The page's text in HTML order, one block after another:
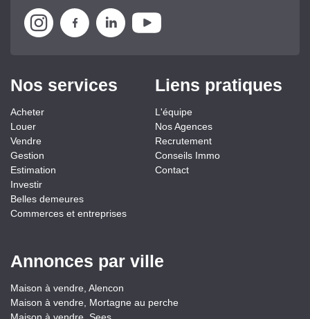
Nos services
Acheter
Louer
Vendre
Gestion
Estimation
Investir
Belles demeures
Commerces et entreprises
Liens pratiques
L'équipe
Nos Agences
Recrutement
Conseils Immo
Contact
Annonces par ville
Maison à vendre, Alencon
Maison à vendre, Mortagne au perche